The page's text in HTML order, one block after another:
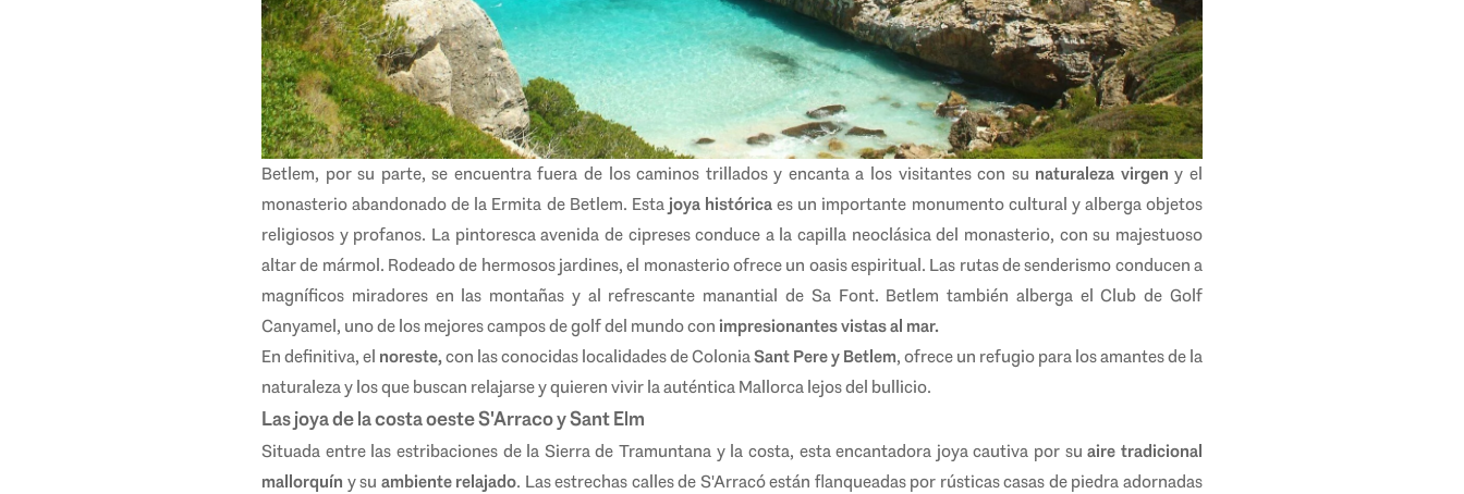
Betlem, por su parte, se encuentra fuera de los caminos trillados y encanta a los visitantes con su naturaleza virgen y el
monasterio abandonado de la Ermita de Betlem. Estajoya históricaes un importante monumento cultural y alberga objetos
religiosos y profanos. La pintoresca avenida de cipreses conduce a la capilla neoclásica del monasterio, con su majestuoso
altar de mármol. Rodeado de hermosos jardines, el monasterio ofrece un oasis espiritual. Las rutas de senderismo conducen a
magníficos miradores en las montañas y al refrescante manantial de Sa Font. Betlem también alberga el Club de Golf
Canyamel, uno de los mejores campos de golf del mundo conimpresionantes vistas al mar.
En definitiva, el noreste,con las conocidas localidades de ColoniaSant Pere y Betlem, ofrece un refugio para los amantes de la
naturaleza y los que buscan relajarse y quieren vivir la auténtica Mallorca lejos del bullicio.
Las joya de la costa oeste S'Arraco y Sant Elm
Situada entre las estribaciones de la Sierra de Tramuntana y la costa, esta encantadora joya cautiva por su aire tradicional
mallorquín y su ambiente relajado. Las estrechas calles de S'Arracó están flanqueadas por rústicas casas de piedra adornadas